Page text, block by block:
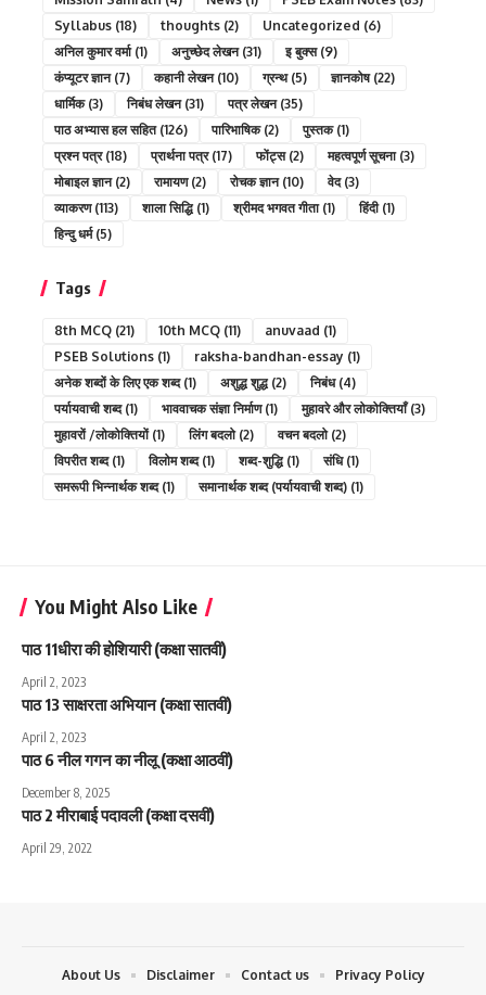
Syllabus (18) thoughts (2) Uncategorized (6)
अनिल कुमार वर्मा(1) अनुच्छेद लेखन(31) इ बुक्स(9)
कंप्यूटर ज्ञान(7) कहानी लेखन(10) ग्रन्थ(5) ज्ञानकोष(22)
धार्मिक(3) निबंध लेखन(31) पत्र लेखन(35)
पाठ अभ्यास हल सहित(126) पारिभाषिक(2) पुस्तक(1)
प्रश्न पत्र(18) प्रार्थना पत्र(17) फोंट्स(2) महत्वपूर्ण सूचना(3)
मोबाइल ज्ञान(2) रामायण(2) रोचक ज्ञान(10) वेद(3)
व्याकरण(113) शाला सिद्धि(1) श्रीमद भगवत गीता(1) हिंदी(1)
हिन्दु धर्म(5)
Tags
8th MCQ (21) 10th MCQ (11) anuvaad (1)
PSEB Solutions (1) raksha-bandhan-essay (1)
अनेक शब्दों के लिए एक शब्द(1) अशुद्ध शुद्ध(2) निबंध(4)
पर्यायवाची शब्द(1) भाववाचक संज्ञा निर्माण(1) मुहावरे और लोकोक्तियाँ(3)
मुहावरों /लोकोक्तियों(1) लिंग बदलो(2) वचन बदलो(2)
विपरीत शब्द(1) विलोम शब्द(1) शब्द-शुद्धि(1) संधि(1)
समरूपी भिन्नार्थक शब्द(1) समानार्थक शब्द (पर्यायवाची शब्द) (1)
You Might Also Like
पाठ 11धीरा की होशियारी (कक्षा सातवीं)
April 2, 2023
पाठ 13 साक्षरता अभियान (कक्षा सातवीं)
April 2, 2023
पाठ 6 नील गगन का नीलू (कक्षा आठवीं)
December 8, 2025
पाठ 2 मीराबाई पदावली (कक्षा दसवीं)
April 29, 2022
About Us Disclaimer Contact us Privacy Policy